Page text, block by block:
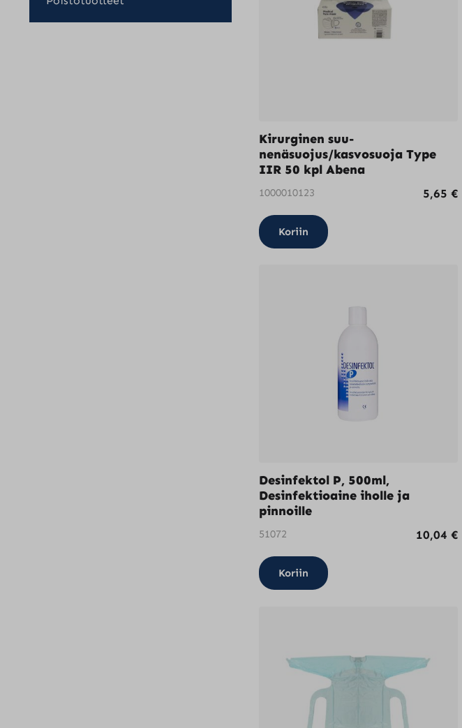
Kirurginen suu-
nenäsuojus/kasvosuoja Type
IIR 50 kpl Abena
1000010123 5,65€
Koriin
Desinfektol P, 500ml,
Desinfektioaine iholle ja
pinnoille
51072 10,04€
Koriin